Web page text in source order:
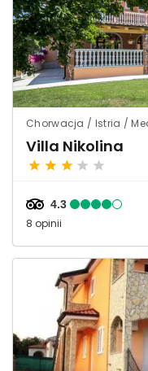
Chorwacja / Istria /
Villa Nikolina
4.3
8 opinii